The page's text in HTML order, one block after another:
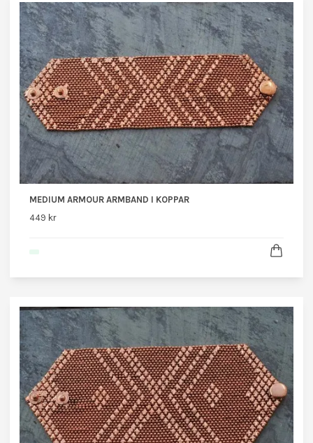
MEDIUM ARMOUR ARMBAND I KOPPAR
449 kr